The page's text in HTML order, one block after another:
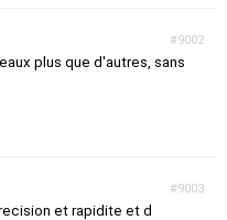
#9002
plus que d'autres, sans
#9003
et rapidite et d